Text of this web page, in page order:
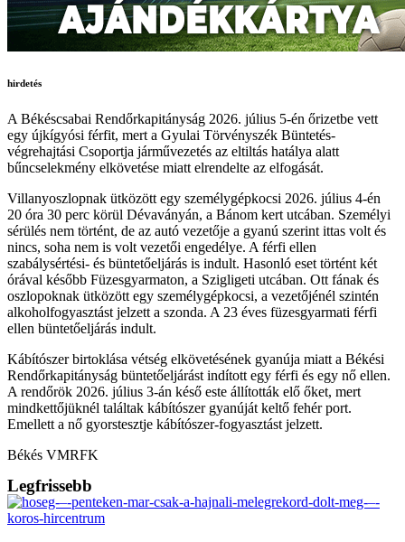
hirdetés
A Békéscsabai Rendőrkapitányság 2026. július 5-én őrizetbe vett
egy újkígyósi férfit, mert a Gyulai Törvényszék Büntetés-
végrehajtási Csoportja járművezetés az eltiltás hatálya alatt
bűncselekmény elkövetése miatt elrendelte az elfogását.
Villanyoszlopnak ütközött egy személygépkocsi 2026. július 4-én
20 óra 30 perc körül Dévaványán, a Bánom kert utcában. Személyi
sérülés nem történt, de az autó vezetője a gyanú szerint ittas volt és
nincs, soha nem is volt vezetői engedélye. A férfi ellen
szabálysértési- és büntetőeljárás is indult. Hasonló eset történt két
órával később Füzesgyarmaton, a Szigligeti utcában. Ott fának és
oszlopoknak ütközött egy személygépkocsi, a vezetőjénél szintén
alkoholfogyasztást jelzett a szonda. A 23 éves füzesgyarmati férfi
ellen büntetőeljárás indult.
Kábítószer birtoklása vétség elkövetésének gyanúja miatt a Békési
Rendőrkapitányság büntetőeljárást indított egy férfi és egy nő ellen.
A rendőrök 2026. július 3-án késő este állították elő őket, mert
mindkettőjüknél találtak kábítószer gyanúját keltő fehér port.
Emellett a nő gyorstesztje kábítószer-fogyasztást jelzett.
Békés VMRFK
Legfrissebb